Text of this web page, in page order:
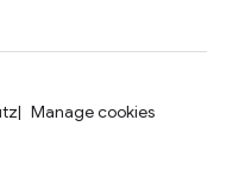
Manage cookies